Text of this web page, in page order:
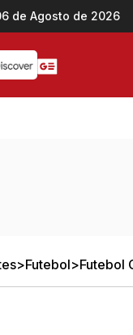
de Agosto de 2026
>Futebol>Futebol